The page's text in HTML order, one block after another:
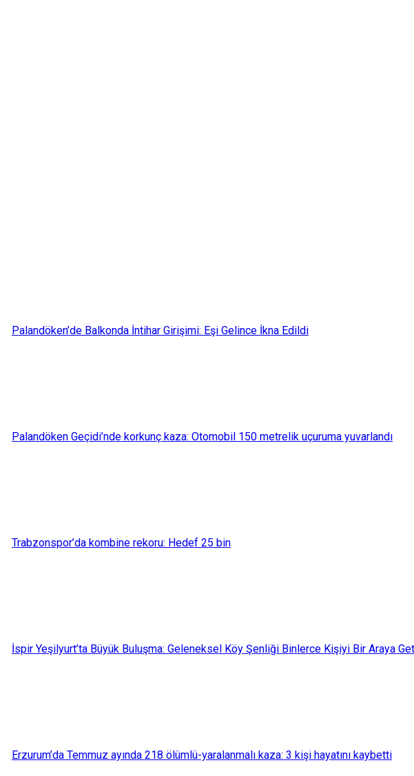
Palandöken’de Balkonda İntihar Girişimi: Eşi Gelince İkna Edildi
Palandöken Geçidi’nde korkunç kaza: Otomobil 150 metrelik uçuruma yuvarlandı
Trabzonspor’da kombine rekoru: Hedef 25 bin
İspir Yeşilyurt’ta Büyük Buluşma: Geleneksel Köy Şenliği Binlerce Kişiyi Bir Araya
Erzurum’da Temmuz ayında 218 ölümlü-yaralanmalı kaza: 3 kişi hayatını kaybetti